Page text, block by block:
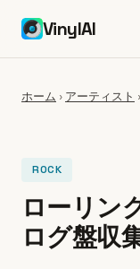
VinylAI
ホーム › アーティスト ›
ROCK
ローリン
ログ盤収